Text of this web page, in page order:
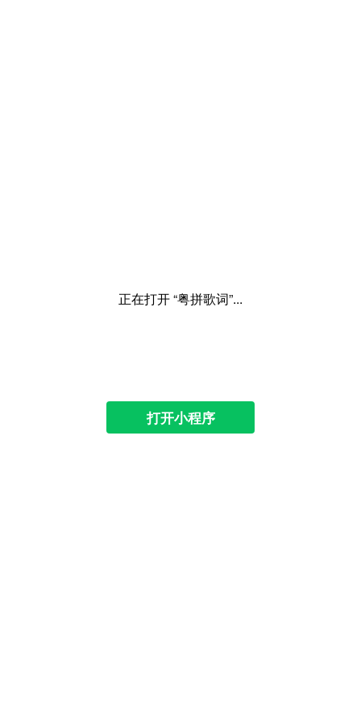
正在打开 “粤拼歌词”...
打开小程序